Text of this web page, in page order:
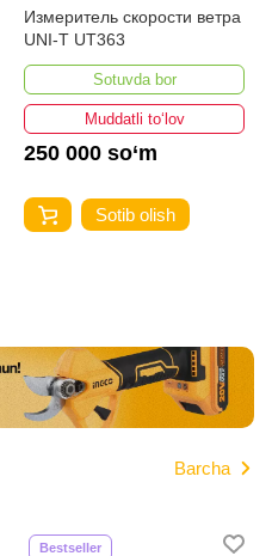
Измеритель скорости ветра
UNI-T UT363
Sotuvda bor
Muddatli to‘lov
250 000 so‘m
Sotib olish
Barcha
Bestseller